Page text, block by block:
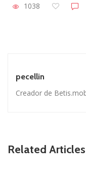
1038
pecellin
Creador de
Related Articles